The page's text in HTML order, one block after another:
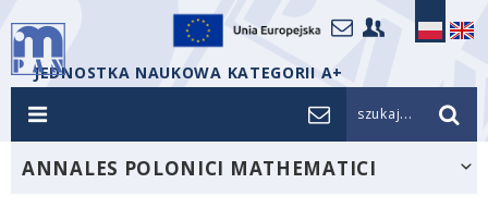
JEDNOSTKA NAUKOWA KATEGORII A+
szukaj...
ANNALES POLONICI MATHEMATICI